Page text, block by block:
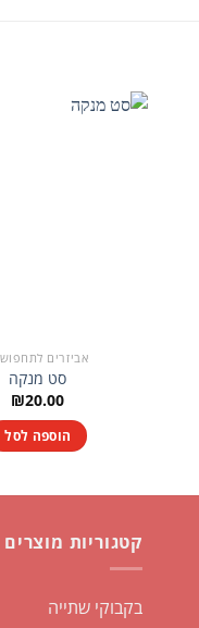
אביזרים
סט מנקה
₪20.00
הוספה לסל
קטגוריות מוצרים
בקבוקי שתייה